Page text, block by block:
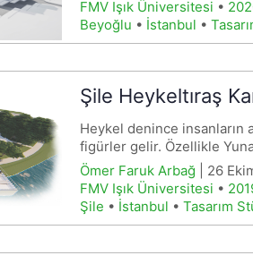
FMV Işık Üniversitesi •
Beyoğlu • İstanbul •
Şile Heykeltıraş
Heykel denince insanların
figürler gelir. Özellikle
Ömer Faruk Arbağ | 26
FMV Işık Üniversitesi •
Şile • İstanbul • Tasarım